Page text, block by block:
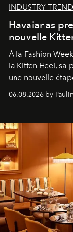
INDUSTRY
Havaianas
nouvelle
À la Fashion
la Kitten Heel, sa
une nouvelle
06.08.2026 by